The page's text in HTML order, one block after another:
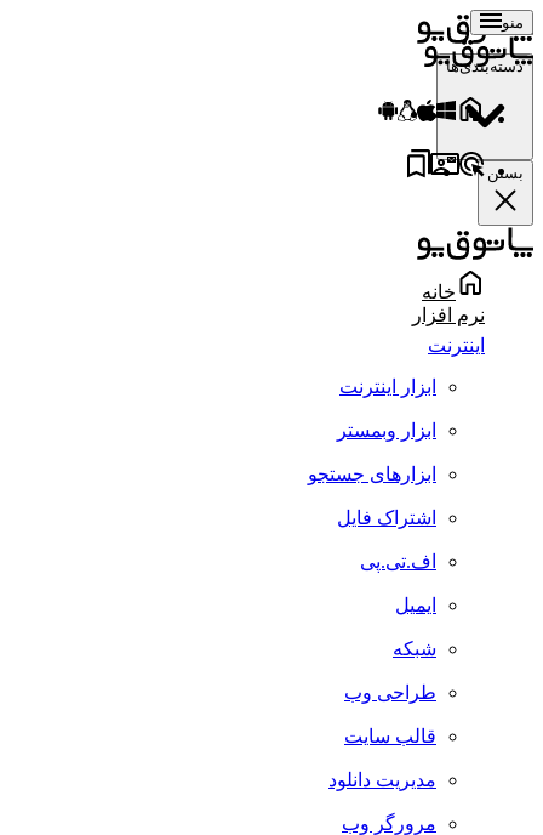
منو
دسته‌بندی‌ها
بستن
خانه
نرم افزار
اینترنت
ابزار اینترنت
ابزار وبمستر
ابزارهای جستجو
اشتراک فایل
اف.تی.پی
ایمیل
شبکه
طراحی وب
قالب سایت
مدیریت دانلود
مرورگر وب